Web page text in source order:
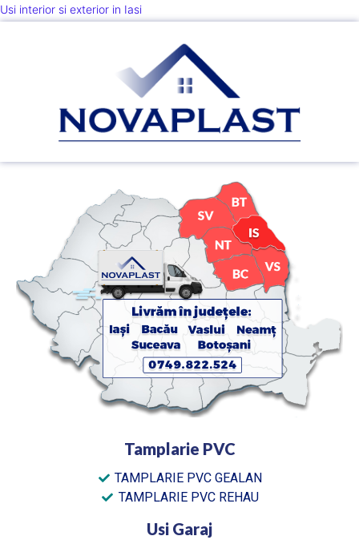
Usi interior si exterior in Iasi
Tamplarie PVC
TAMPLARIE PVC GEALAN
TAMPLARIE PVC REHAU
Usi Garaj